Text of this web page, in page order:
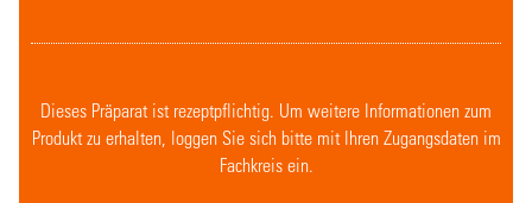
Dieses Präparat ist rezeptpflichtig. Um weitere Informationen zum
Produkt zu erhalten, loggen Sie sich bitte mit Ihren Zugangsdaten im
Fachkreis ein.